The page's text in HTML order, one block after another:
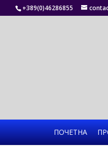
+389(0)46286855
ПОЧЕТНА